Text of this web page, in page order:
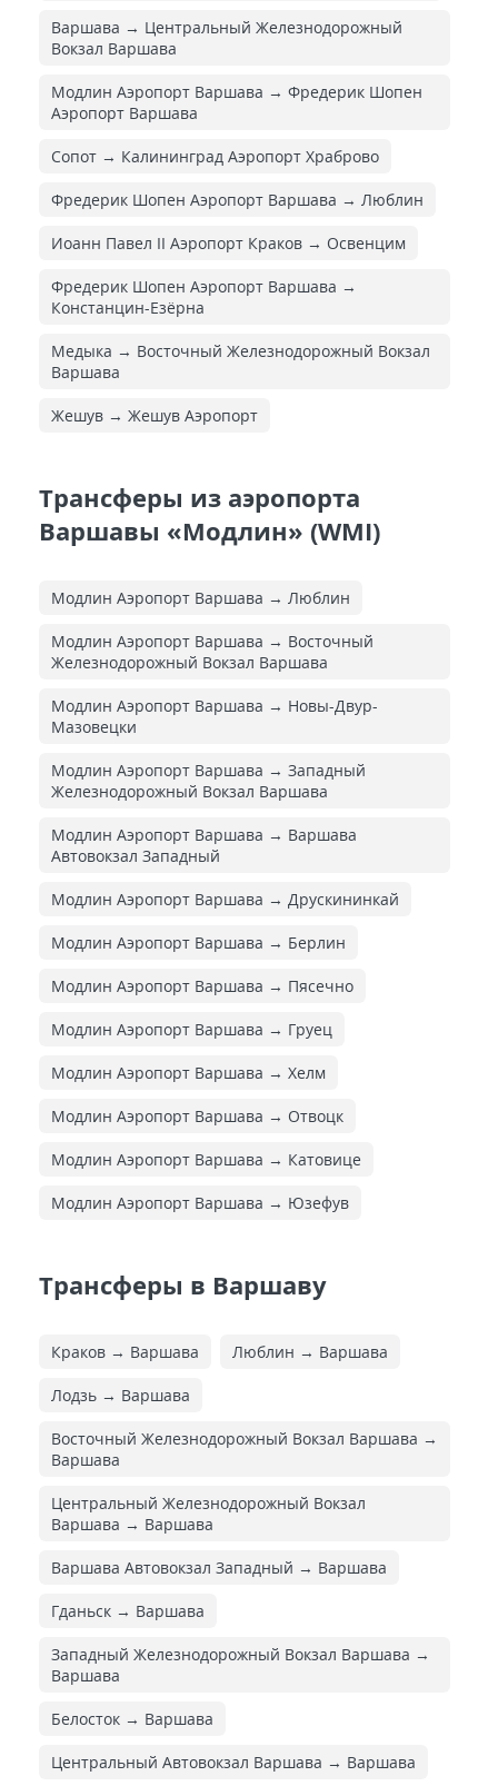
Варшава → Центральный Железнодорожный
Вокзал Варшава
Модлин Аэропорт Варшава → Фредерик Шопен
Аэропорт Варшава
Сопот → Калининград Аэропорт Храброво
Фредерик Шопен Аэропорт Варшава → Люблин
Иоанн Павел II Аэропорт Краков → Освенцим
Фредерик Шопен Аэропорт Варшава →
Констанцин-Езёрна
Медыка → Восточный Железнодорожный Вокзал
Варшава
Жешув → Жешув Аэропорт
Трансферы из аэропорта
Варшавы «Модлин» (WMI)
Модлин Аэропорт Варшава → Люблин
Модлин Аэропорт Варшава → Восточный
Железнодорожный Вокзал Варшава
Модлин Аэропорт Варшава → Новы-Двур-
Мазовецки
Модлин Аэропорт Варшава → Западный
Железнодорожный Вокзал Варшава
Модлин Аэропорт Варшава → Варшава
Автовокзал Западный
Модлин Аэропорт Варшава → Друскининкай
Модлин Аэропорт Варшава → Берлин
Модлин Аэропорт Варшава → Пясечно
Модлин Аэропорт Варшава → Груец
Модлин Аэропорт Варшава → Хелм
Модлин Аэропорт Варшава → Отвоцк
Модлин Аэропорт Варшава → Катовице
Модлин Аэропорт Варшава → Юзефув
Трансферы в Варшаву
Краков → Варшава Люблин → Варшава
Лодзь → Варшава
Восточный Железнодорожный Вокзал Варшава →
Варшава
Центральный Железнодорожный Вокзал
Варшава → Варшава
Варшава Автовокзал Западный → Варшава
Гданьск → Варшава
Западный Железнодорожный Вокзал Варшава →
Варшава
Белосток → Варшава
Центральный Автовокзал Варшава → Варшава